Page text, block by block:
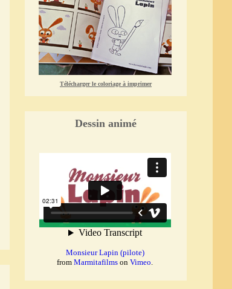
Télécharger le coloriage à imprimer
Dessin animé
Monsieur Lapin (pilote)
from Marmitafilms on Vimeo.